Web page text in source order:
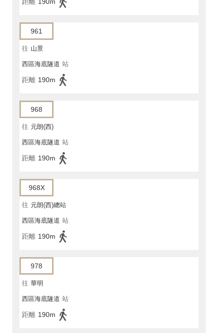
距離 190m
961
往 山景
西區海底隧道 站
距離 190m
968
往 元朗(西)
西區海底隧道 站
距離 190m
968X
往 元朗(西)總站
西區海底隧道 站
距離 190m
978
往 華明
西區海底隧道 站
距離 190m